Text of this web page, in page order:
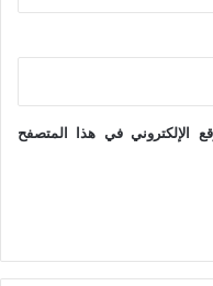
الإلكتروني في هذا المتصفح